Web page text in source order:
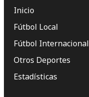
Inicio
Fútbol Local
Fútbol Internacional
Otros Deportes
Estadísticas